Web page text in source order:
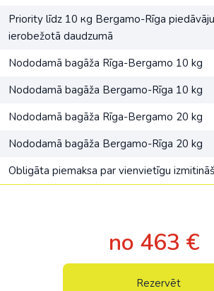
Priority līdz 10 кg Bergamo-Rīga
ierobežotā daudzumā
Nododamā bagāža Rīga-Bergamo 10 kg
Nododamā bagāža Bergamo-Rīga 10 kg
Nododamā bagāža Rīga-Bergamo 20 kg
Nododamā bagāža Bergamo-Rīga 20 kg
Obligāta piemaksa par vienvietīgu
no 463 €
Rezervēt